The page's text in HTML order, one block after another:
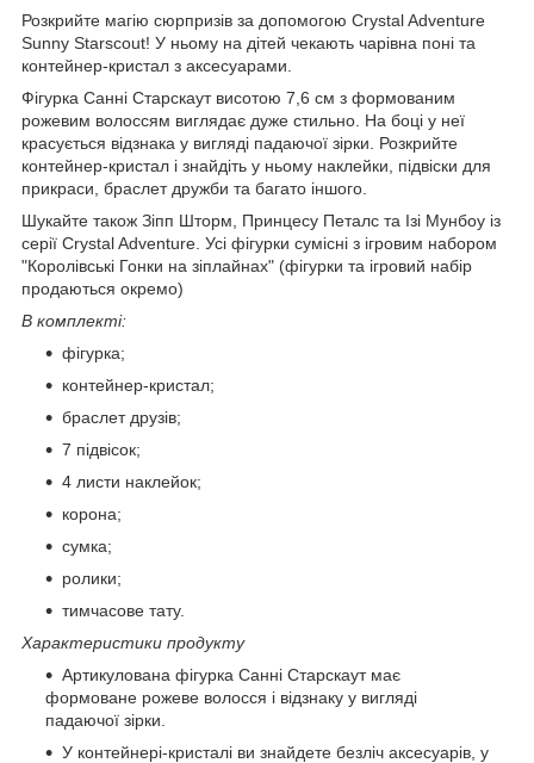
Розкрийте магію сюрпризів за допомогою Crystal Adventure
Sunny Starscout! У ньому на дітей чекають чарівна поні та
контейнер-кристал з аксесуарами.
Фігурка Санні Старскаут висотою 7,6 см з формованим
рожевим волоссям виглядає дуже стильно. На боці у неї
красується відзнака у вигляді падаючої зірки. Розкрийте
контейнер-кристал і знайдіть у ньому наклейки, підвіски для
прикраси, браслет дружби та багато іншого.
Шукайте також Зіпп Шторм, Принцесу Петалс та Ізі Мунбоу із
серії Crystal Adventure. Усі фігурки сумісні з ігровим набором
"Королівські Гонки на зіплайнах" (фігурки та ігровий набір
продаються окремо)
В комплекті:
фігурка;
контейнер-кристал;
браслет друзів;
7 підвісок;
4 листи наклейок;
корона;
сумка;
ролики;
тимчасове тату.
Характеристики продукту
Артикулована фігурка Санні Старскаут має
формоване рожеве волосся і відзнаку у вигляді
падаючої зірки.
У контейнері-кристалі ви знайдете безліч аксесуарів, у